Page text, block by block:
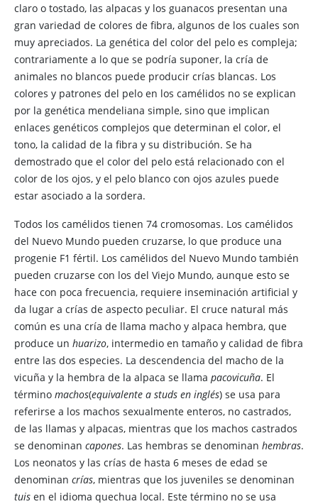
claro o tostado, las alpacas y los guanacos presentan una
gran variedad de colores de fibra, algunos de los cuales son
muy apreciados. La genética del color del pelo es compleja;
contrariamente a lo que se podría suponer, la cría de
animales no blancos puede producir crías blancas. Los
colores y patrones del pelo en los camélidos no se explican
por la genética mendeliana simple, sino que implican
enlaces genéticos complejos que determinan el color, el
tono, la calidad de la fibra y su distribución. Se ha
demostrado que el color del pelo está relacionado con el
color de los ojos, y el pelo blanco con ojos azules puede
estar asociado a la sordera.
Todos los camélidos tienen 74 cromosomas. Los camélidos
del Nuevo Mundo pueden cruzarse, lo que produce una
progenie F1 fértil. Los camélidos del Nuevo Mundo también
pueden cruzarse con los del Viejo Mundo, aunque esto se
hace con poca frecuencia, requiere inseminación artificial y
da lugar a crías de aspecto peculiar. El cruce natural más
común es una cría de llama macho y alpaca hembra, que
produce un huarizo, intermedio en tamaño y calidad de fibra
entre las dos especies. La descendencia del macho de la
vicuña y la hembra de la alpaca se llama pacovicuña. El
término machos(equivalente a studs en inglés) se usa para
referirse a los machos sexualmente enteros, no castrados,
de las llamas y alpacas, mientras que los machos castrados
se denominan capones. Las hembras se denominan hembras.
Los neonatos y las crías de hasta 6 meses de edad se
denominan crías, mientras que los juveniles se denominan
tuis en el idioma quechua local. Este término no se usa